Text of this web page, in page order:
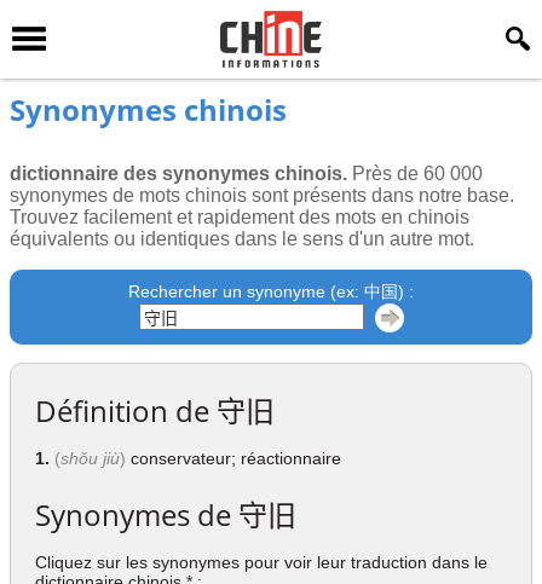
Synonymes chinois
dictionnaire des synonymes chinois. Près de 60 000
synonymes de mots chinois sont présents dans notre base.
Trouvez facilement et rapidement des mots en chinois
équivalents ou identiques dans le sens d'un autre mot.
Rechercher un synonyme (ex: 中国) :
Définition de 守旧
1. (shǒu jiù) conservateur; réactionnaire
Synonymes de 守旧
Cliquez sur les synonymes pour voir leur traduction dans le